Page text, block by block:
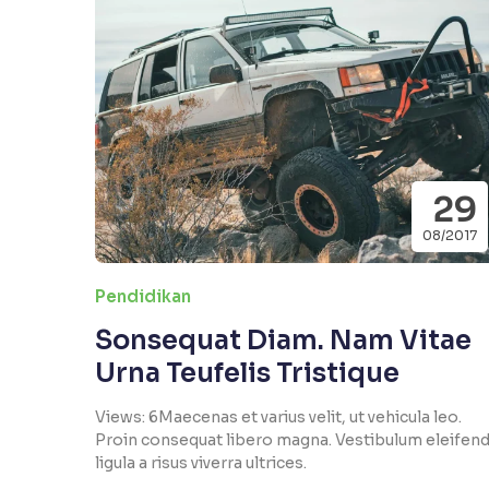
29
08/2017
Pendidikan
Sonsequat Diam. Nam Vitae
Urna Teufelis Tristique
Views: 6Maecenas et varius velit, ut vehicula leo.
Proin consequat libero magna. Vestibulum eleifend
ligula a risus viverra ultrices.